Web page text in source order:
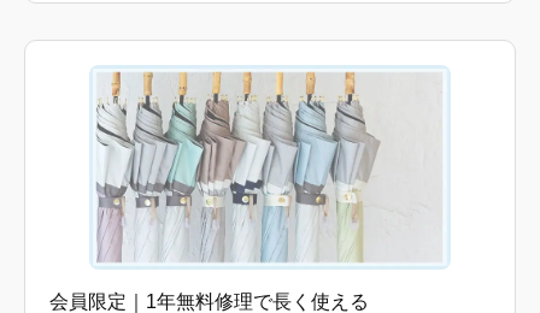
会員限定｜1年無料修理で長く使える